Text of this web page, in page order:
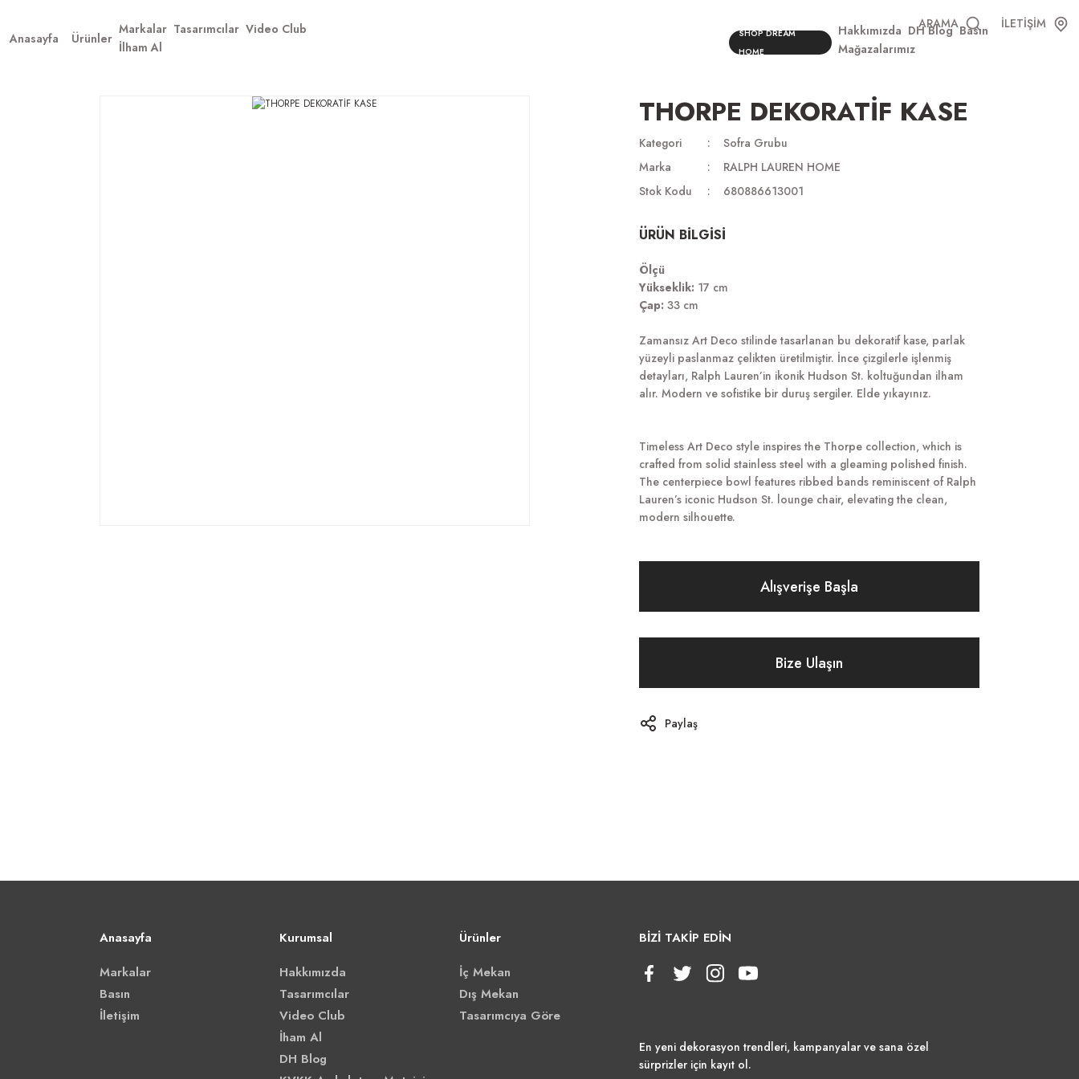
ARAMA
İLETİŞİM
Anasayfa
Ürünler
Markalar Tasarımcılar Video Club
İlham Al
SHOP DREAM
HOME
Hakkımızda DH Blog Basın
Mağazalarımız
THORPE DEKORATİF KASE
Kategori
Sofra Grubu
Marka
RALPH LAUREN HOME
Stok Kodu
680886613001
ÜRÜN BİLGİSİ
Ölçü
Yükseklik: 17 cm
Çap: 33 cm
Zamansız Art Deco stilinde tasarlanan bu dekoratif kase, parlak
yüzeyli paslanmaz çelikten üretilmiştir. İnce çizgilerle işlenmiş
detayları, Ralph Lauren’in ikonik Hudson St. koltuğundan ilham
alır. Modern ve sofistike bir duruş sergiler. Elde yıkayınız.
Timeless Art Deco style inspires the Thorpe collection, which is
crafted from solid stainless steel with a gleaming polished finish.
The centerpiece bowl features ribbed bands reminiscent of Ralph
Lauren’s iconic Hudson St. lounge chair, elevating the clean,
modern silhouette.
Alışverişe Başla
Bize Ulaşın
Paylaş
Anasayfa
Markalar
Basın
İletişim
Kurumsal
Hakkımızda
Tasarımcılar
Video Club
İham Al
DH Blog
Ürünler
İç Mekan
Dış Mekan
Tasarımcıya Göre
BİZİ TAKİP EDİN
En yeni dekorasyon trendleri, kampanyalar ve sana özel
sürprizler için kayıt ol.